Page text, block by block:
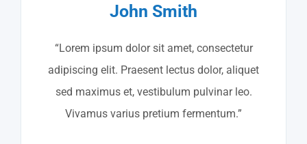
John Smith
“Lorem ipsum dolor sit amet, consectetur
adipiscing elit. Praesent lectus dolor, aliquet
sed maximus et, vestibulum pulvinar leo.
Vivamus varius pretium fermentum.”